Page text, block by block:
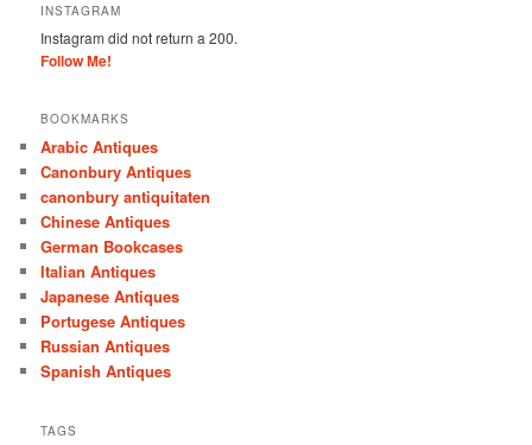
INSTAGRAM
Instagram did not return a 200.
Follow Me!
BOOKMARKS
Arabic Antiques
Canonbury Antiques
canonbury antiquitaten
Chinese Antiques
German Bookcases
Italian Antiques
Japanese Antiques
Portugese Antiques
Russian Antiques
Spanish Antiques
TAGS